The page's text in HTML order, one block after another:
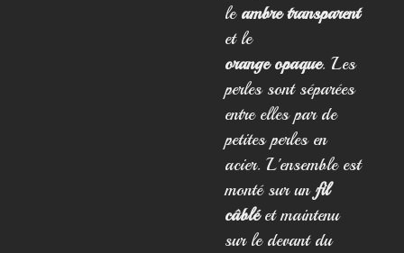
le ambre transparent
et le
orange opaque. Les
perles sont séparées
entre elles par de
petites perles en
acier. L'ensemble est
monté sur un fil
câbléet maintenu
sur le devant du